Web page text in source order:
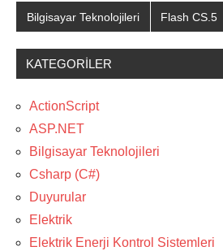
Bilgisayar Teknolojileri Flash CS.5
KATEGORILER
ActionScript
ASP.NET
Bilgisayar Teknolojileri
Csharp (C#)
Duyurular
Elektrik
Elektrik Enerji Kontrol Sistemleri